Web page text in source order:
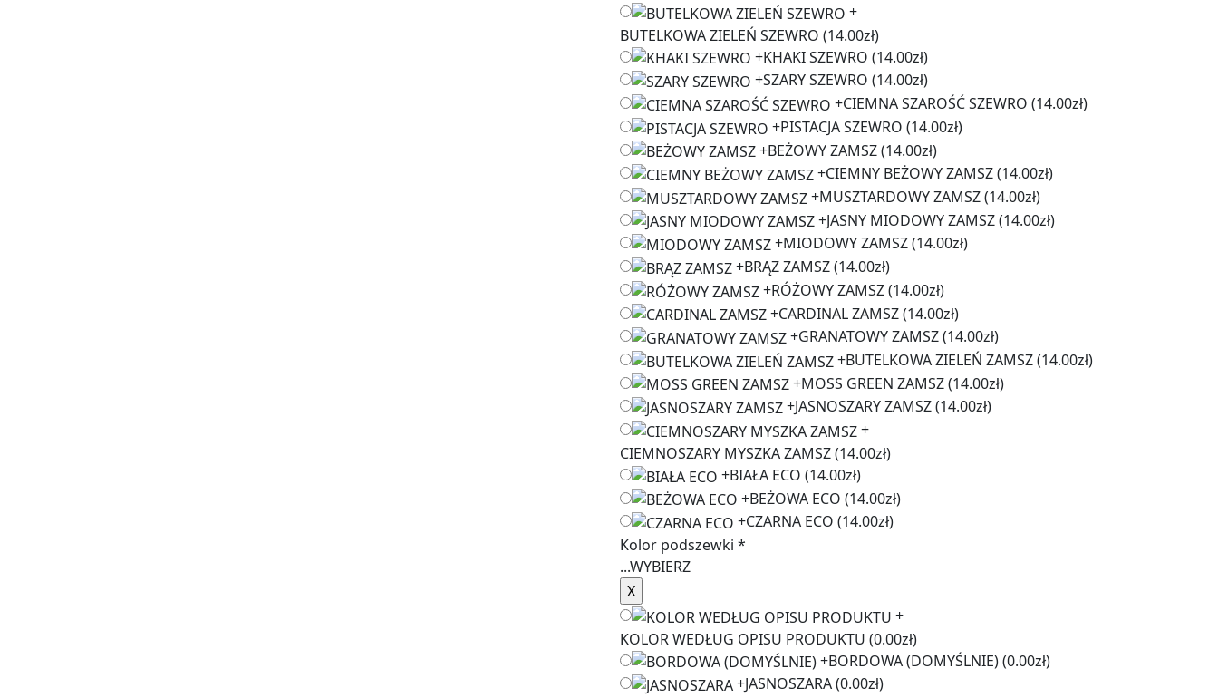
+
BUTELKOWA ZIELEŃ SZEWRO (14.00zł)
+KHAKI SZEWRO (14.00zł)
+SZARY SZEWRO (14.00zł)
+CIEMNA SZAROŚĆ SZEWRO (14.00zł)
+PISTACJA SZEWRO (14.00zł)
+BEŻOWY ZAMSZ(14.00zł)
+CIEMNY BEŻOWY ZAMSZ(14.00zł)
+MUSZTARDOWY ZAMSZ(14.00zł)
+JASNY MIODOWY ZAMSZ(14.00zł)
+MIODOWY ZAMSZ(14.00zł)
+BRĄZ ZAMSZ(14.00zł)
+RÓŻOWY ZAMSZ(14.00zł)
+CARDINAL ZAMSZ(14.00zł)
+GRANATOWY ZAMSZ(14.00zł)
+BUTELKOWA ZIELEŃ ZAMSZ(14.00zł)
+MOSS GREEN ZAMSZ(14.00zł)
+JASNOSZARY ZAMSZ(14.00zł)
+
CIEMNOSZARY MYSZKA ZAMSZ(14.00zł)
+BIAŁA ECO (14.00zł)
+BEŻOWA ECO (14.00zł)
+CZARNA ECO (14.00zł)
Kolor podszewki *
...WYBIERZ
+
KOLOR WEDŁUG OPISU PRODUKTU (0.00zł)
+BORDOWA (DOMYŚLNIE)(0.00zł)
+JASNOSZARA(0.00zł)